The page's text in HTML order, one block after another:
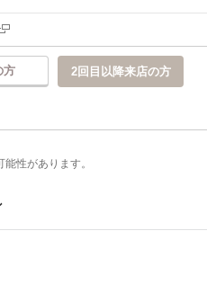
方 2回目以降来店の方
性があります。